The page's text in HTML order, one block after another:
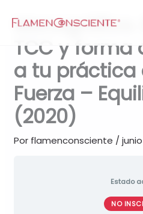
Monográfico.
TCC y
a tu práctica
Fuerza –
(2020)
Por flamenconsciente /junio
Estado
NO